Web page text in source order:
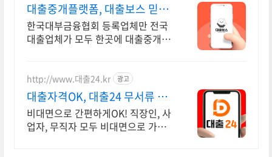
대출중개플랫폼, 대출보스 믿을
수 있는 대출업체 찾기!
한국대부금융협회 등록업체만 전국
대출업체가 모두 한곳에 대출중개사
스에서 안전하게 알아보기!
http://www.대출24.kr 광고
대출자격OK, 대출24 무서류 No
신용 대출가능!
비대면으로 간편하게OK! 직장인, 사
업자, 무직자 모두 비대면으로 가능